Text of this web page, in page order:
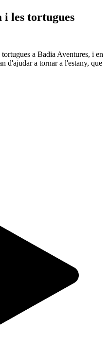
les tortugues
a Badia Aventures, i en
d'ajudar a tornar a l'estany, que